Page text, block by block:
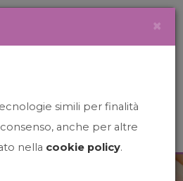
×
simili per finalità
anche per altre
nella cookie policy.